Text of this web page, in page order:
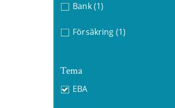
Bank (1)
Försäkring (1)
Tema
EBA